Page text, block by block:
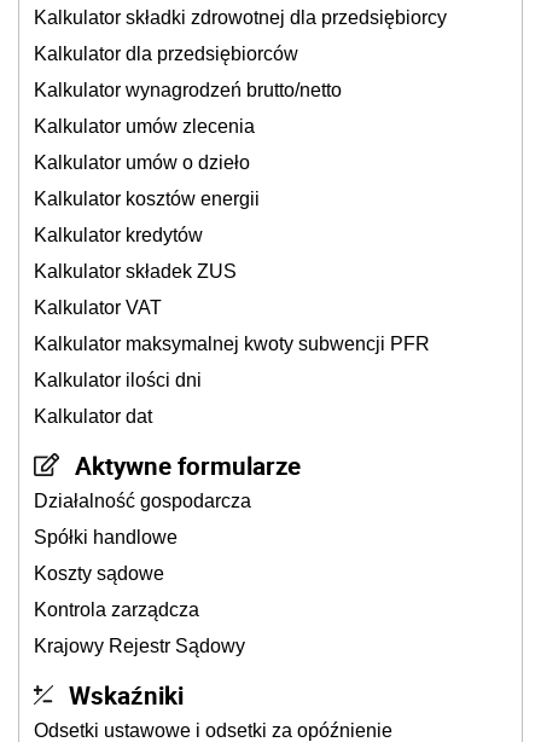
Kalkulator składki zdrowotnej dla przedsiębiorcy
Kalkulator dla przedsiębiorców
Kalkulator wynagrodzeń brutto/netto
Kalkulator umów zlecenia
Kalkulator umów o dzieło
Kalkulator kosztów energii
Kalkulator kredytów
Kalkulator składek ZUS
Kalkulator VAT
Kalkulator maksymalnej kwoty subwencji PFR
Kalkulator ilości dni
Kalkulator dat
Aktywne formularze
Działalność gospodarcza
Spółki handlowe
Koszty sądowe
Kontrola zarządcza
Krajowy Rejestr Sądowy
Wskaźniki
Odsetki ustawowe i odsetki za opóźnienie